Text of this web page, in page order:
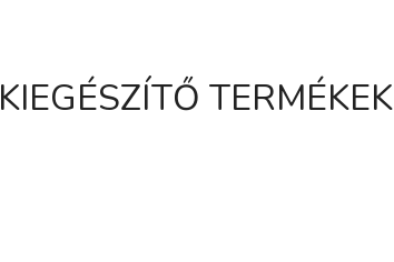
KIEGÉSZÍTŐ TERMÉKEK